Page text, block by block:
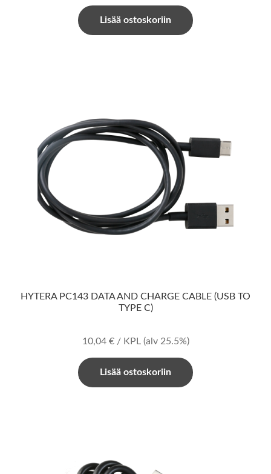
Lisää ostoskoriin
HYTERA PC143 DATA AND CHARGE CABLE (USB TO
TYPE C)
10,04 €/ KPL (alv 25.5%)
Lisää ostoskoriin